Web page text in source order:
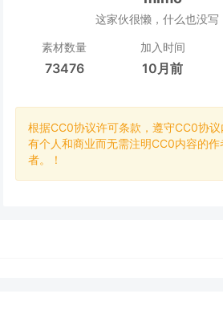
这家伙很懒，什么也没写
素材数量
73476
加入时间
10月前
根据CC0协议许可条款，遵守CC0协
有个人和商业而无需注明CC0内容的
者。！